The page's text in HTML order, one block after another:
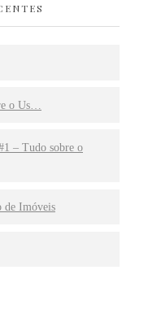
o Us…
– Tudo sobre o
de Imóveis